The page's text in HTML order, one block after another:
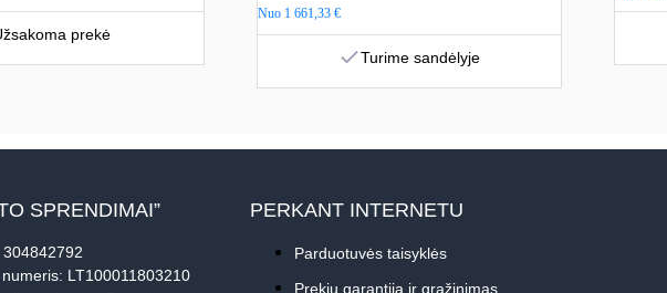
prekė
Nuo 1 661,33€
Turime sandėlyje
SPRENDIMAI”
LT100011803210
PERKANT INTERNETU
Parduotuvės taisyklės
Prekių garantija ir grąžinimas